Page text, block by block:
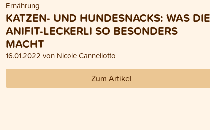
Ernährung
KATZEN- UND HUNDESNACKS: WAS DIE
ANIFIT-LECKERLI SO BESONDERS
MACHT
16.01.2022 von Nicole Cannellotto
Zum Artikel